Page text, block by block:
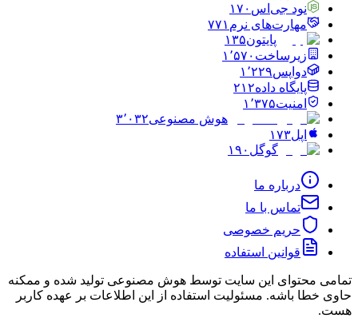
نود جی‌اس ۱۷۰
مهارت‌های نرم ۷۷۱
پایتون۱۳۵
زیرساخت ۱٬۵۷۰
دواپس۱٬۲۲۹
پایگاه داده۲۱۲
امنیت۱٬۳۷۵
هوش مصنوعی۳٬۰۳۲
اپل۱۷۳
گوگل ۱۹۰
درباره ما
تماس با ما
حریم خصوصی
قوانین استفاده
تمامی محتوای این سایت توسط هوش مصنوعی تولید شده و ممکنه
حاوی خطا باشه. مسئولیت استفاده از این اطلاعات بر عهده کاربر
هست.